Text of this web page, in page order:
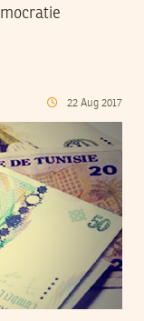
22 Aug 2017